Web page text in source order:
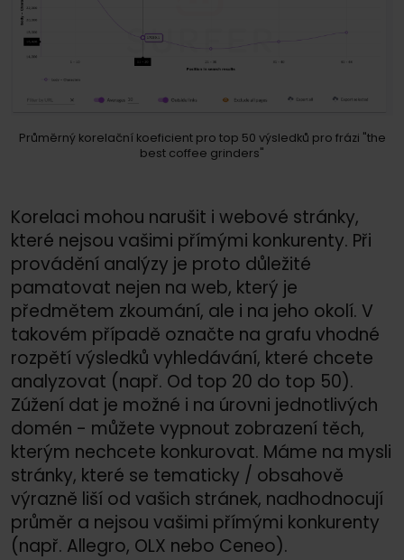
Průměrný korelační koeficient pro top 50 výsledků pro frázi "the
best coffee grinders"
Korelaci mohou narušit i webové stránky,
které nejsou vašimi přímými konkurenty. Při
provádění analýzy je proto důležité
pamatovat nejen na web, který je
předmětem zkoumání, ale i na jeho okolí. V
takovém případě označte na grafu vhodné
rozpětí výsledků vyhledávání, které chcete
analyzovat (např. Od top 20 do top 50).
Zúžení dat je možné i na úrovni jednotlivých
domén - můžete vypnout zobrazení těch,
kterým nechcete konkurovat. Máme na mysli
stránky, které se tematicky / obsahově
výrazně liší od vašich stránek, nadhodnocují
průměr a nejsou vašimi přímými konkurenty
(např. Allegro, OLX nebo Ceneo).